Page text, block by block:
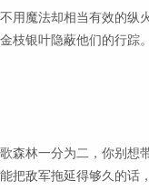
用魔法却相当有效的纵
枝银叶隐蔽他们的行踪
森林一分为二，你别想
把敌军拖延得够久的话